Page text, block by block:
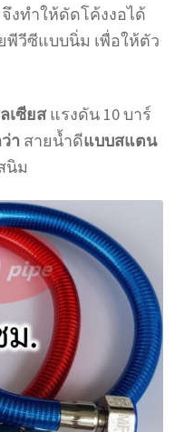
งทำให้ดัดโค้งงอได้
วีซีแบบนิ่ม เพื่อให้ตัว
เซียสแรงดัน 10 บาร์
า สายน้ำดีแบบสแตน
นิม